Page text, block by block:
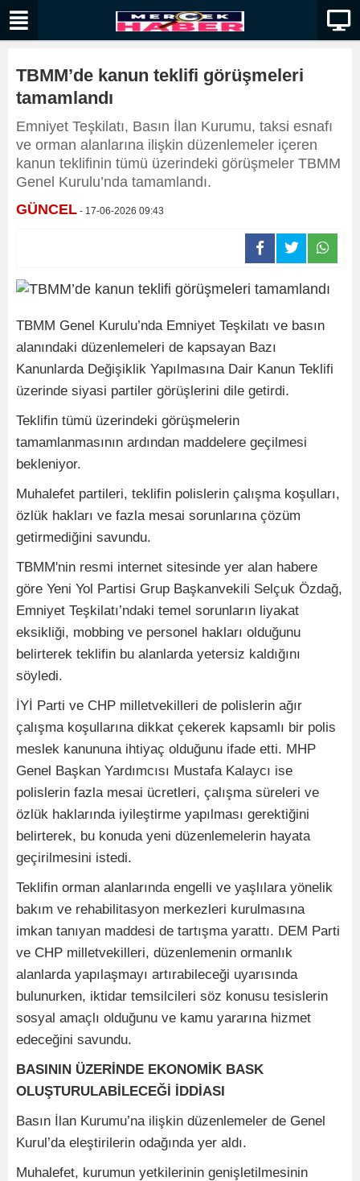
TBMM’de kanun teklifi görüşmeleri
tamamlandı
Emniyet Teşkilatı, Basın İlan Kurumu, taksi esnafı
ve orman alanlarına ilişkin düzenlemeler içeren
kanun teklifinin tümü üzerindeki görüşmeler TBMM
Genel Kurulu’nda tamamlandı.
GÜNCEL - 17-06-2026 09:43
TBMM Genel Kurulu’nda Emniyet Teşkilatı ve basın
alanındaki düzenlemeleri de kapsayan Bazı
Kanunlarda Değişiklik Yapılmasına Dair Kanun Teklifi
üzerinde siyasi partiler görüşlerini dile getirdi.
Teklifin tümü üzerindeki görüşmelerin
tamamlanmasının ardından maddelere geçilmesi
bekleniyor.
Muhalefet partileri, teklifin polislerin çalışma koşulları,
özlük hakları ve fazla mesai sorunlarına çözüm
getirmediğini savundu.
TBMM'nin resmi internet sitesinde yer alan habere
göre Yeni Yol Partisi Grup Başkanvekili Selçuk Özdağ,
Emniyet Teşkilatı’ndaki temel sorunların liyakat
eksikliği, mobbing ve personel hakları olduğunu
belirterek teklifin bu alanlarda yetersiz kaldığını
söyledi.
İYİ Parti ve CHP milletvekilleri de polislerin ağır
çalışma koşullarına dikkat çekerek kapsamlı bir polis
meslek kanununa ihtiyaç olduğunu ifade etti. MHP
Genel Başkan Yardımcısı Mustafa Kalaycı ise
polislerin fazla mesai ücretleri, çalışma süreleri ve
özlük haklarında iyileştirme yapılması gerektiğini
belirterek, bu konuda yeni düzenlemelerin hayata
geçirilmesini istedi.
Teklifin orman alanlarında engelli ve yaşlılara yönelik
bakım ve rehabilitasyon merkezleri kurulmasına
imkan tanıyan maddesi de tartışma yarattı. DEM Parti
ve CHP milletvekilleri, düzenlemenin ormanlık
alanlarda yapılaşmayı artırabileceği uyarısında
bulunurken, iktidar temsilcileri söz konusu tesislerin
sosyal amaçlı olduğunu ve kamu yararına hizmet
edeceğini savundu.
BASININ ÜZERİNDE EKONOMİK BASK
OLUŞTURULABİLECEĞİ İDDİASI
Basın İlan Kurumu’na ilişkin düzenlemeler de Genel
Kurul’da eleştirilerin odağında yer aldı.
Muhalefet, kurumun yetkilerinin genişletilmesinin